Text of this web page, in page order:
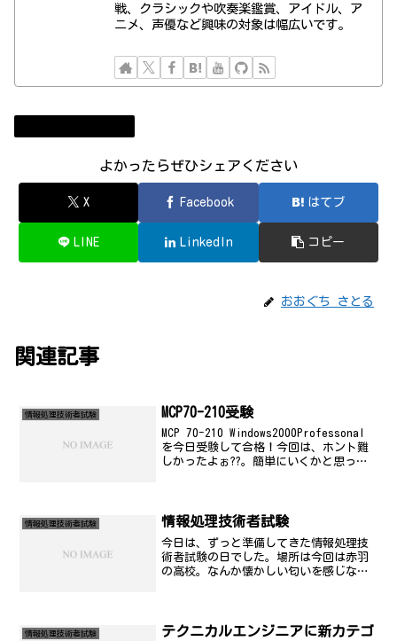
戦、クラシックや吹奏楽鑑賞、アイドル、ア
ニメ、声優など興味の対象は幅広いです。
よかったらぜひシェアください
X Facebook はてブ
LINE LinkedIn コピー
おおぐち さとる
関連記事
情報処理技術者試験 MCP70-210受験
MCP 70-210 Windows2000Professonal
を今日受験して合格！今回は、ホント難
しかったよぉ??。簡単にいくかと思った
情報処理技術者試験 情報処理技術者試験
今日は、ずっと準備してきた情報処理技
術者試験の日でした。場所は今回は赤羽
の高校。なんか懐かしい匂いを感じなが
やったけど、自己採点した...
情報処理技術者試験
テクニカルエンジニアに新カテゴ